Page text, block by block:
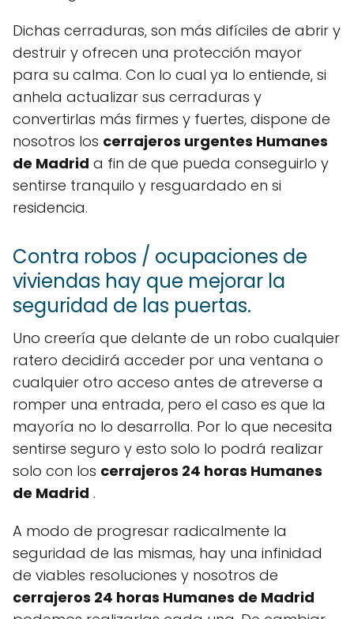
Dichas cerraduras, son más difíciles de abrir y
destruir y ofrecen una protección mayor
para su calma. Con lo cual ya lo entiende, si
anhela actualizar sus cerraduras y
convertirlas más firmes y fuertes, dispone de
nosotros los cerrajeros urgentes Humanes
de Madrid a fin de que pueda conseguirlo y
sentirse tranquilo y resguardado en si
residencia.
Contra robos / ocupaciones de
viviendas hay que mejorar la
seguridad de las puertas.
Uno creería que delante de un robo cualquier
ratero decidirá acceder por una ventana o
cualquier otro acceso antes de atreverse a
romper una entrada, pero el caso es que la
mayoría no lo desarrolla. Por lo que necesita
sentirse seguro y esto solo lo podrá realizar
solo con los cerrajeros 24 horas Humanes
de Madrid .
A modo de progresar radicalmente la
seguridad de las mismas, hay una infinidad
de viables resoluciones y nosotros de
cerrajeros 24 horas Humanes de Madrid